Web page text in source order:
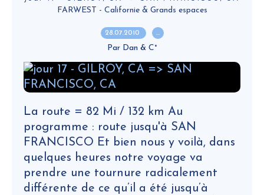
FARWEST - Californie & Grands espaces
28.07.2010 …
Par Dan & C°
La route = 82 Mi / 132 km Au
programme : route jusqu'à SAN
FRANCISCO Et bien nous y voilà, dans
quelques heures notre voyage va
prendre une tournure radicalement
différente de ce qu’il a été jusqu’à